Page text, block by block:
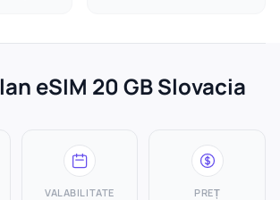
eSIM 20 GB Slovacia
VALABILITATE PREȚ